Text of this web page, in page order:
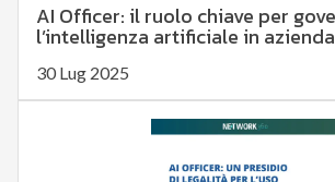
AI Officer: il ruolo chiave per
l’intelligenza artificiale in azienda
30 Lug 2025